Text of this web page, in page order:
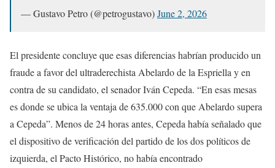
— Gustavo Petro (@petrogustavo)June 2, 2026
El presidente concluye que esas diferencias habrían producido un
fraude a favor del ultraderechista Abelardo de la Espriella y en
contra de su candidato, el senador Iván Cepeda. “En esas mesas
es donde se ubica la ventaja de 635.000 con que Abelardo supera
a Cepeda”. Menos de 24 horas antes, Cepeda había señalado que
el dispositivo de verificación del partido de los dos políticos de
izquierda, el Pacto Histórico, no había encontrado